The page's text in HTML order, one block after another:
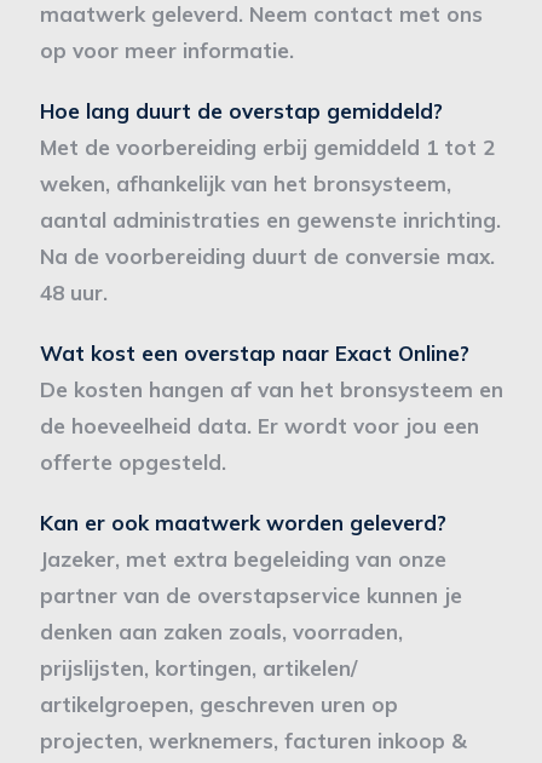
maatwerk geleverd. Neem contact met ons
op voor meer informatie.
Hoe lang duurt de overstap gemiddeld?
Met de voorbereiding erbij gemiddeld 1 tot 2
weken, afhankelijk van het bronsysteem,
aantal administraties en gewenste inrichting.
Na de voorbereiding duurt de conversie max.
48 uur.
Wat kost een overstap naar Exact Online?
De kosten hangen af van het bronsysteem en
de hoeveelheid data. Er wordt voor jou een
offerte opgesteld.
Kan er ook maatwerk worden geleverd?
Jazeker, met extra begeleiding van onze
partner van de overstapservice kunnen je
denken aan zaken zoals, voorraden,
prijslijsten, kortingen, artikelen/
artikelgroepen, geschreven uren op
projecten, werknemers, facturen inkoop &